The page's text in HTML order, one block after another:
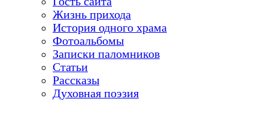
Жизнь прихода
История одного храма
Фотоальбомы
Записки паломников
Статьи
Рассказы
Духовная поэзия